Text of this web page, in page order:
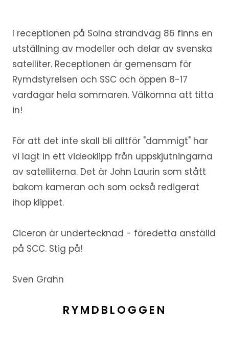
I receptionen på Solna strandväg 86 finns en
utställning av modeller och delar av svenska
satelliter. Receptionen är gemensam för
Rymdstyrelsen och SSC och öppen 8-17
vardagar hela sommaren. Välkomna att titta
in!
För att det inte skall bli alltför "dammigt" har
vi lagt in ett videoklipp från uppskjutningarna
av satelliterna. Det är John Laurin som stått
bakom kameran och som också redigerat
ihop klippet.
Ciceron är undertecknad - föredetta anställd
på SCC. Stig på!
Sven Grahn
RYMDBLOGGEN